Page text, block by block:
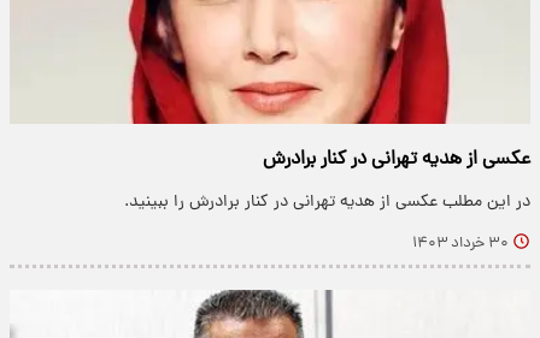
عکسی از هدیه تهرانی در کنار برادرش
در این مطلب عکسی از هدیه تهرانی در کنار برادرش را ببینید.
۳۰ خرداد ۱۴۰۳